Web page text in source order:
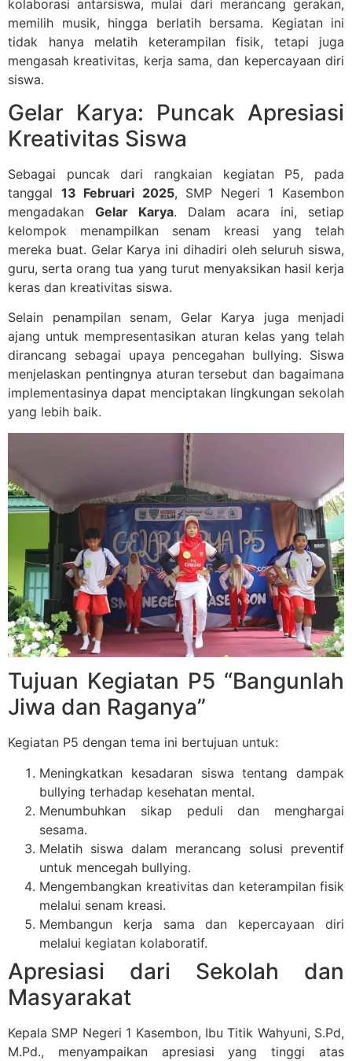
kolaborasi antarsiswa, mulai dari merancang gerakan,
memilih musik, hingga berlatih bersama. Kegiatan ini
tidak hanya melatih keterampilan fisik, tetapi juga
mengasah kreativitas, kerja sama, dan kepercayaan diri
siswa.
Gelar Karya: Puncak Apresiasi
Kreativitas Siswa
Sebagai puncak dari rangkaian kegiatan P5, pada
tanggal 13 Februari 2025, SMP Negeri 1 Kasembon
mengadakan Gelar Karya. Dalam acara ini, setiap
kelompok menampilkan senam kreasi yang telah
mereka buat. Gelar Karya ini dihadiri oleh seluruh siswa,
guru, serta orang tua yang turut menyaksikan hasil kerja
keras dan kreativitas siswa.
Selain penampilan senam, Gelar Karya juga menjadi
ajang untuk mempresentasikan aturan kelas yang telah
dirancang sebagai upaya pencegahan bullying. Siswa
menjelaskan pentingnya aturan tersebut dan bagaimana
implementasinya dapat menciptakan lingkungan sekolah
yang lebih baik.
Tujuan Kegiatan P5 “Bangunlah
Jiwa dan Raganya”
Kegiatan P5 dengan tema ini bertujuan untuk:
Meningkatkan kesadaran siswa tentang dampak
bullying terhadap kesehatan mental.
Menumbuhkan sikap peduli dan menghargai
sesama.
Melatih siswa dalam merancang solusi preventif
untuk mencegah bullying.
Mengembangkan kreativitas dan keterampilan fisik
melalui senam kreasi.
Membangun kerja sama dan kepercayaan diri
melalui kegiatan kolaboratif.
Apresiasi dari Sekolah dan
Masyarakat
Kepala SMP Negeri 1 Kasembon, Ibu Titik Wahyuni, S.Pd,
M.Pd., menyampaikan apresiasi yang tinggi atas